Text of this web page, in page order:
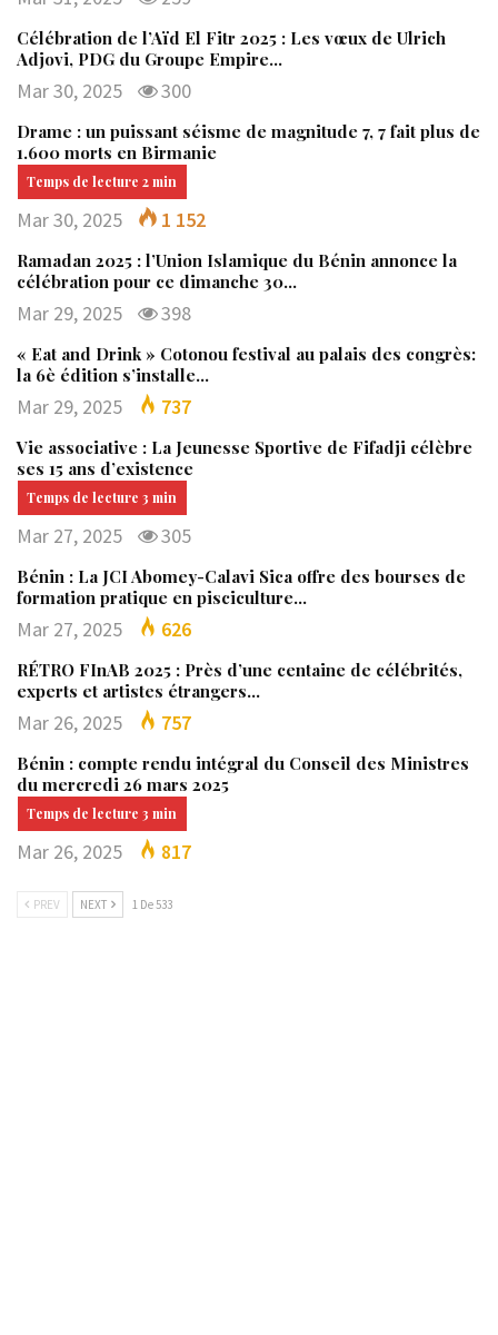
Célébration de l’Aïd El Fitr 2025 : Les vœux de Ulrich
Adjovi, PDG du Groupe Empire…
Mar 30, 2025 300
Drame : un puissant séisme de magnitude 7, 7 fait plus de
1.600 morts en Birmanie
Mar 30, 2025 1 152
Ramadan 2025 : l’Union Islamique du Bénin annonce la
célébration pour ce dimanche 30…
Mar 29, 2025 398
« Eat and Drink » Cotonou festival au palais des congrès:
la 6è édition s’installe…
Mar 29, 2025 737
Vie associative : La Jeunesse Sportive de Fifadji célèbre
ses 15 ans d’existence
Mar 27, 2025 305
Bénin : La JCI Abomey-Calavi Sica offre des bourses de
formation pratique en pisciculture…
Mar 27, 2025 626
RÉTRO FInAB 2025 : Près d’une centaine de célébrités,
experts et artistes étrangers…
Mar 26, 2025 757
Bénin : compte rendu intégral du Conseil des Ministres
du mercredi 26 mars 2025
Mar 26, 2025 817
PREV NEXT 1 De 533